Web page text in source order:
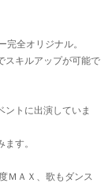
全オリジナル。
スキルアップが可能で
ントに出演していま
す。
ＭＡＸ、歌もダンス